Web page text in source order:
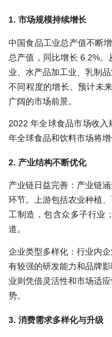
1. 市场规模持续增长
中国食品工业总产值不断
总产值，同比增长 6.2%
业、水产品加工业、乳制
不同程度的增长。预计未
广阔的市场前景。
2022 年全球食品市场收
年全球食品和饮料市场将增
2. 产业结构不断优化
产业链日益完善：产业链
环节。上游包括农业种植
工制造，包含众多子行业
道。
企业类型多样化：行业内
有较强的研发能力和品牌
业则凭借灵活性和市场适
势。
3. 消费需求多样化与升级